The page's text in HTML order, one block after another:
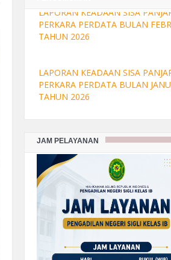
LAPORAN KEADAAN SISA PANJAR
LAPORAN KEADAAN SISA PANJAR
LAPORAN KEADAAN SISA PANJAR
PERKARA PERDATA BULAN
DESEMBER TAHUN 2025
LAPORAN KEADAAN SISA PANJAR
PERKARA PERDATA BULAN
JAM PELAYANAN